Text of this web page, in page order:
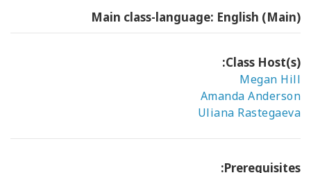
Main class-language: English (Main)
Class Host(s):
Megan Hill
Amanda Anderson
Uliana Rastegaeva
Prerequisites: